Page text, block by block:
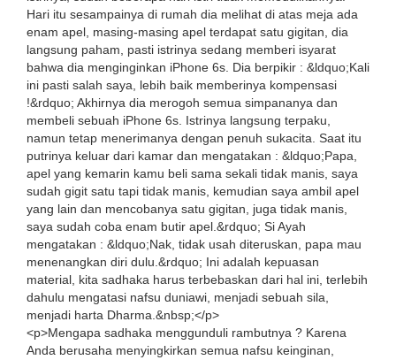
Hari itu sesampainya di rumah dia melihat di atas meja ada
enam apel, masing-masing apel terdapat satu gigitan, dia
langsung paham, pasti istrinya sedang memberi isyarat
bahwa dia menginginkan iPhone 6s. Dia berpikir : &ldquo;Kali
ini pasti salah saya, lebih baik memberinya kompensasi
!&rdquo; Akhirnya dia merogoh semua simpananya dan
membeli sebuah iPhone 6s. Istrinya langsung terpaku,
namun tetap menerimanya dengan penuh sukacita. Saat itu
putrinya keluar dari kamar dan mengatakan : &ldquo;Papa,
apel yang kemarin kamu beli sama sekali tidak manis, saya
sudah gigit satu tapi tidak manis, kemudian saya ambil apel
yang lain dan mencobanya satu gigitan, juga tidak manis,
saya sudah coba enam butir apel.&rdquo; Si Ayah
mengatakan : &ldquo;Nak, tidak usah diteruskan, papa mau
menenangkan diri dulu.&rdquo; Ini adalah kepuasan
material, kita sadhaka harus terbebaskan dari hal ini, terlebih
dahulu mengatasi nafsu duniawi, menjadi sebuah sila,
menjadi harta Dharma.&nbsp;</p>
<p>Mengapa sadhaka menggunduli rambutnya ? Karena
Anda berusaha menyingkirkan semua nafsu keinginan,